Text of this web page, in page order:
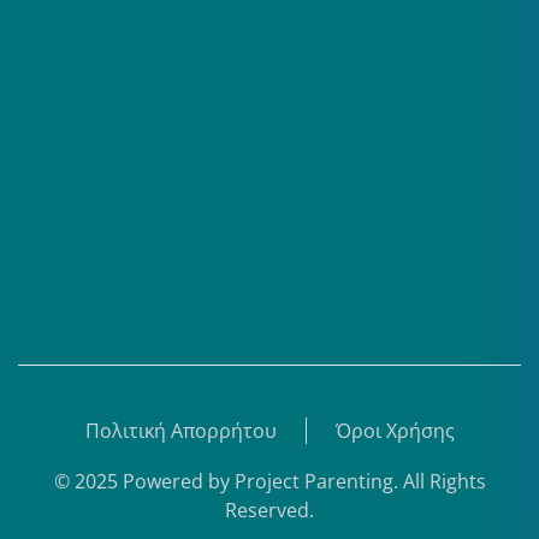
Πολιτική Απορρήτου
Όροι Χρήσης
© 2025 Powered by Project Parenting. All Rights
Reserved.